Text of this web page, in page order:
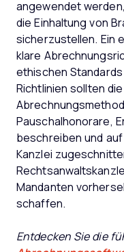
angewendet
die Einhaltung von
sicherzustellen. Ein
klare
ethischen
Richtlinien sollten
Pauschalhonorare,
beschreiben und
Kanzlei
Mandanten
schaffen.
Entdecken Sie die